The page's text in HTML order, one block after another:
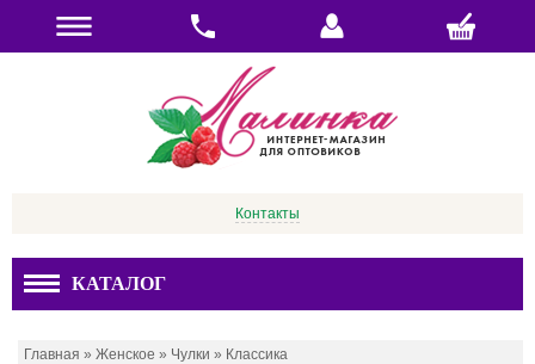
Контакты
КАТАЛОГ
Главная » Женское » Чулки » Классика